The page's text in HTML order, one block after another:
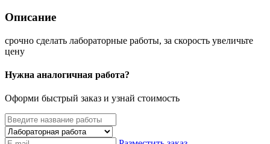
Описание
срочно сделать лабораторные работы, за скорость увеличьте
цену
Нужна аналогичная работа?
Оформи быстрый заказ и узнай стоимость